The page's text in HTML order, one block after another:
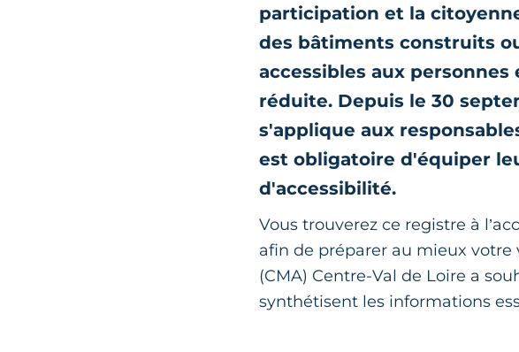
participation et la
des bâtiments construits
accessibles aux
réduite. Depuis le 30
s'applique aux
est obligatoire d'équiper
d'accessibilité.
Vous trouverez ce registre à
afin de préparer au mieux
(CMA) Centre-Val de Loire a
synthétisent les informations